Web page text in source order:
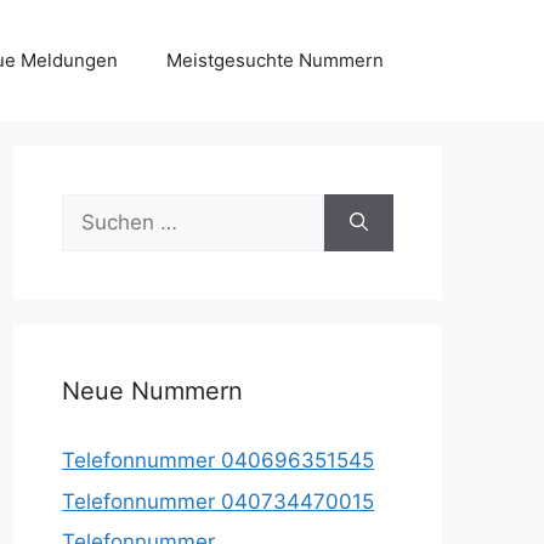
Meldungen Meistgesuchte Nummern
Suche
nach:
Neue Nummern
Telefonnummer 040696351545
Telefonnummer 040734470015